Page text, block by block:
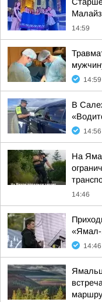
14:59
14:59
В
14:56
На
14:46
«Ямал-
14:46